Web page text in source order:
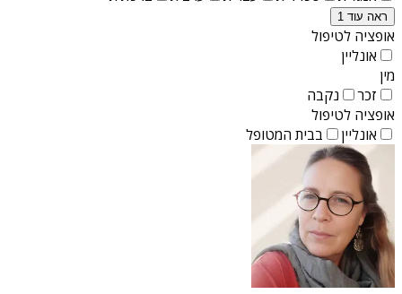
ראה עוד 1
אופציה לטיפול
אונליין
מין
זכר
נקבה
אופציה לטיפול
אונליין
בבית המטופל